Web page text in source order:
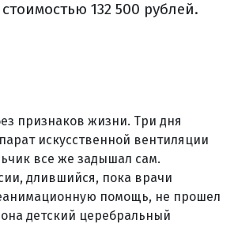
132 500 рублей.
признаков жизни. Три дня
искусственной вентиляции
все же задышал сам.
длившийся, пока врачи
помощь, не прошел
детский церебральный